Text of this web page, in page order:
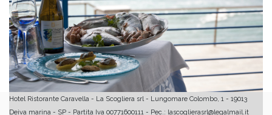
Hotel Ristorante Caravella - La Scogliera srl - Lungomare Colombo, 1 - 19013
Deiva marina - SP - Partita Iva 00771600111 - Pec.: lascoglierasrl@legalmail.it